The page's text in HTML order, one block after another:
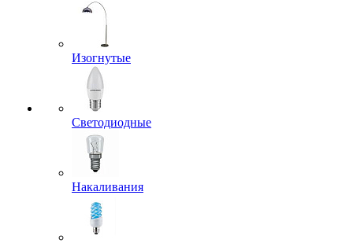
Изогнутые
Светодиодные
Накаливания